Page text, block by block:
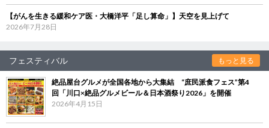
【がんを生きる緩和ケア医・大橋洋平「足し算命」】天空を見上げて
2026年7月28日
フェスティバル もっと見る
絶品屋台グルメが全国各地から大集結 “庶民派食フェス”第4
回「川口×絶品グルメビール＆日本酒祭り2026」を開催
2026年4月15日